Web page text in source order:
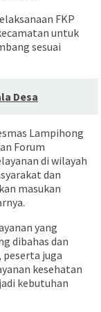
FKP
untuk
sesuai
Desa
Lampihong
Forum
di wilayah
dan
masukan
yang
dibahas dan
juga
kesehatan
kebutuhan